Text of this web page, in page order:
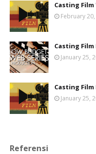
Casting
February
Casting Film
January 25,
Casting Film
January 25,
Referensi